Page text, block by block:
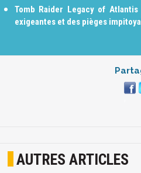
Tomb Raider Legacy of
exigeantes et des pièges
AUTRES ARTICLES